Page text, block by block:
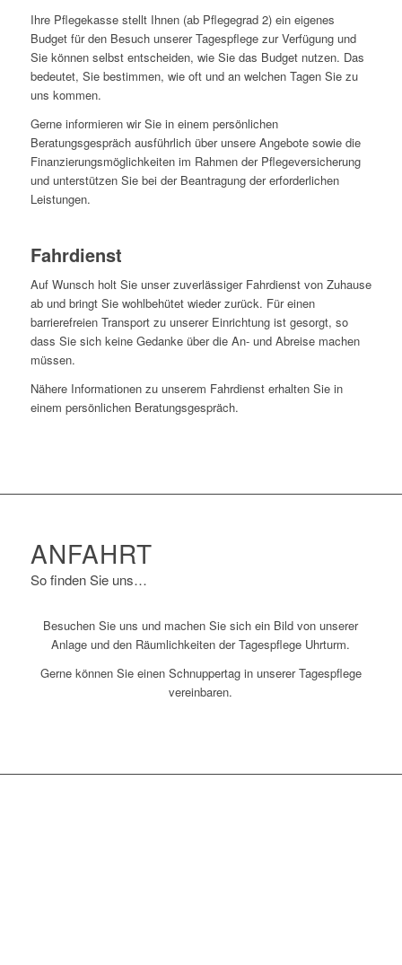
Ihre Pflegekasse stellt Ihnen (ab Pflegegrad 2) ein eigenes
Budget für den Besuch unserer Tagespflege zur Verfügung und
Sie können selbst entscheiden, wie Sie das Budget nutzen. Das
bedeutet, Sie bestimmen, wie oft und an welchen Tagen Sie zu
uns kommen.
Gerne informieren wir Sie in einem persönlichen
Beratungsgespräch ausführlich über unsere Angebote sowie die
Finanzierungsmöglichkeiten im Rahmen der Pflegeversicherung
und unterstützen Sie bei der Beantragung der erforderlichen
Leistungen.
Fahrdienst
Auf Wunsch holt Sie unser zuverlässiger Fahrdienst von Zuhause
ab und bringt Sie wohlbehütet wieder zurück. Für einen
barrierefreien Transport zu unserer Einrichtung ist gesorgt, so
dass Sie sich keine Gedanke über die An- und Abreise machen
müssen.
Nähere Informationen zu unserem Fahrdienst erhalten Sie in
einem persönlichen Beratungsgespräch.
ANFAHRT
So finden Sie uns…
Besuchen Sie uns und machen Sie sich ein Bild von unserer
Anlage und den Räumlichkeiten der Tagespflege Uhrturm.
Gerne können Sie einen Schnuppertag in unserer Tagespflege
vereinbaren.